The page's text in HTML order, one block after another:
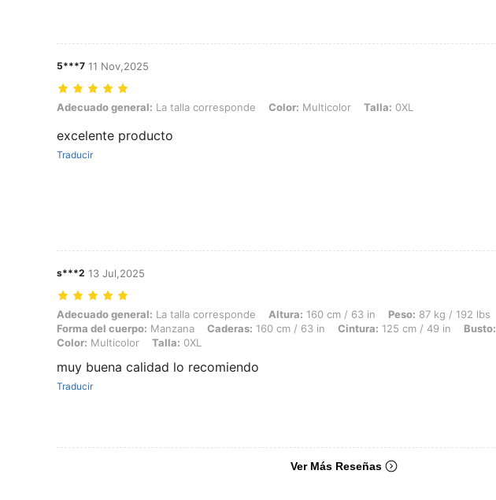
5***7 11 Nov,2025
Adecuado general: La talla corresponde, Color: Multicolor, Talla: 0XL
Adecuado general: La talla corresponde Color: Multicolor Talla: 0XL
excelente producto
Traducir
s***2 13 Jul,2025
Adecuado general: La talla corresponde, Altura: 160 cm / 63 in, Peso: 87 kg / 192 lbs, Forma del
Adecuado general: La talla corresponde Altura: 160 cm / 63 in Peso: 87 kg / 192 lbs
Forma del cuerpo: Manzana Caderas: 160 cm / 63 in Cintura: 125 cm / 49 in Busto:
Color: Multicolor Talla: 0XL
muy buena calidad lo recomiendo
Traducir
Ver Más Reseñas